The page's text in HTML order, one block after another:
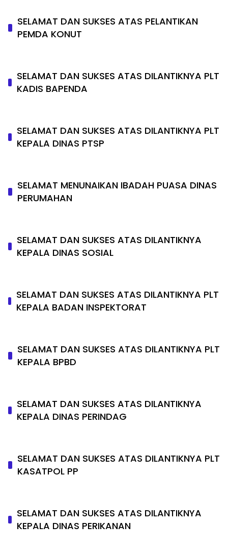
SELAMAT DAN SUKSES ATAS PELANTIKAN
PEMDA KONUT
SELAMAT DAN SUKSES ATAS DILANTIKNYA PLT
KADIS BAPENDA
SELAMAT DAN SUKSES ATAS DILANTIKNYA PLT
KEPALA DINAS PTSP
SELAMAT MENUNAIKAN IBADAH PUASA DINAS
PERUMAHAN
SELAMAT DAN SUKSES ATAS DILANTIKNYA
KEPALA DINAS SOSIAL
SELAMAT DAN SUKSES ATAS DILANTIKNYA PLT
KEPALA BADAN INSPEKTORAT
SELAMAT DAN SUKSES ATAS DILANTIKNYA PLT
KEPALA BPBD
SELAMAT DAN SUKSES ATAS DILANTIKNYA
KEPALA DINAS PERINDAG
SELAMAT DAN SUKSES ATAS DILANTIKNYA PLT
KASATPOL PP
SELAMAT DAN SUKSES ATAS DILANTIKNYA
KEPALA DINAS PERIKANAN